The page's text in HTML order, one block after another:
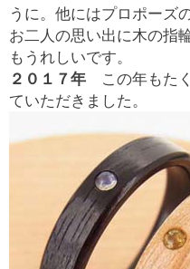
うに。他にはプロポーズ
お二人の思い出に木の指
もうれしいです。
２０１７年 この年もた
ていただきました。